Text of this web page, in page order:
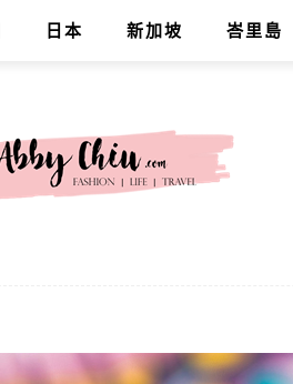
日本 新加坡 峇里島